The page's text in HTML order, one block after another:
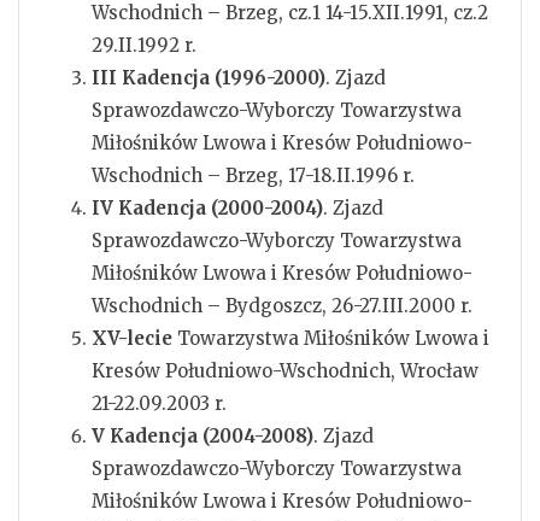
Wschodnich – Brzeg, cz.1 14-15.XII.1991, cz.2
29.II.1992 r.
III Kadencja (1996-2000). Zjazd
Sprawozdawczo-Wyborczy Towarzystwa
Miłośników Lwowa i Kresów Południowo-
Wschodnich – Brzeg, 17-18.II.1996 r.
IV Kadencja (2000-2004). Zjazd
Sprawozdawczo-Wyborczy Towarzystwa
Miłośników Lwowa i Kresów Południowo-
Wschodnich – Bydgoszcz, 26-27.III.2000 r.
XV-lecie Towarzystwa Miłośników Lwowa i
Kresów Południowo-Wschodnich, Wrocław
21-22.09.2003 r.
V Kadencja (2004-2008). Zjazd
Sprawozdawczo-Wyborczy Towarzystwa
Miłośników Lwowa i Kresów Południowo-